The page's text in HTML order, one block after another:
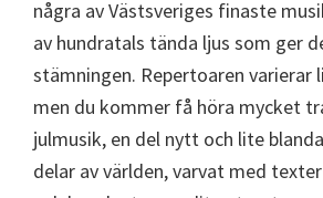
några av Västsveriges finaste
av hundratals tända ljus som ger
stämningen. Repertoaren varierar
men du kommer få höra mycket
julmusik, en del nytt och lite
delar av världen, varvat med